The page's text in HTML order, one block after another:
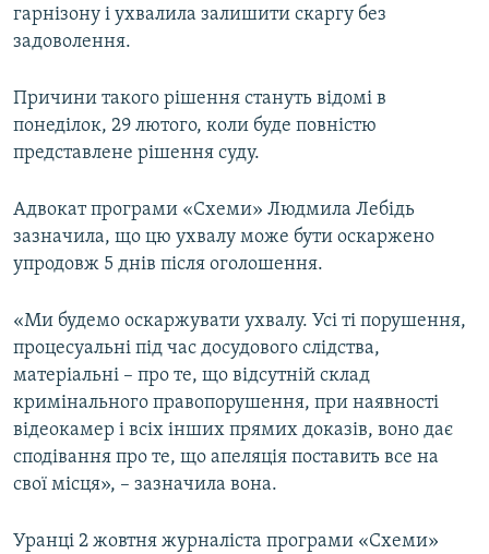
гарнізону і ухвалила залишити скаргу без
задоволення.
Причини такого рішення стануть відомі в
понеділок, 29 лютого, коли буде повністю
представлене рішення суду.
Адвокат програми «Схеми» Людмила Лебідь
зазначила, що цю ухвалу може бути оскаржено
упродовж 5 днів після оголошення.
«Ми будемо оскаржувати ухвалу. Усі ті порушення,
процесуальні під час досудового слідства,
матеріальні – про те, що відсутній склад
кримінального правопорушення, при наявності
відеокамер і всіх інших прямих доказів, воно дає
сподівання про те, що апеляція поставить все на
свої місця», – зазначила вона.
Уранці 2 жовтня журналіста програми «Схеми»